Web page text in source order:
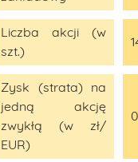
Liczba akcji (w
szt.)
Zysk (strata) na
jedną akcję
zwykłą (w zł/
EUR)